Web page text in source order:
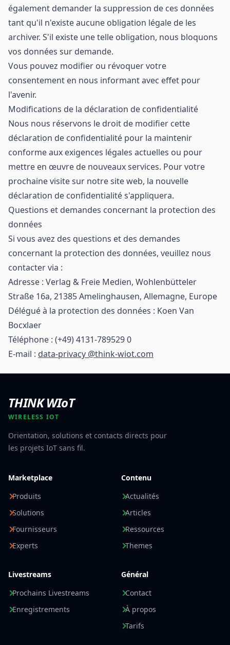
également demander la suppression de ces données
tant qu'il n'existe aucune obligation légale de les
archiver. S'il existe une telle obligation, nous bloquons
vos données sur demande.
Vous pouvez modifier ou révoquer votre
consentement en nous informant avec effet pour
l'avenir.
Modifications de la déclaration de confidentialité
Nous nous réservons le droit de modifier cette
déclaration de confidentialité pour la maintenir
conforme aux exigences légales actuelles ou pour
mettre en œuvre de nouveaux services. Pour votre
prochaine visite sur notre site web, la nouvelle
déclaration de confidentialité s'appliquera.
Questions et demandes concernant la protection des
données
Si vous avez des questions et des demandes
concernant la protection des données, veuillez nous
contacter via :
Adresse : Verlag & Freie Medien, Wohlenbütteler
Straße 16a, 21385 Amelinghausen, Allemagne, Europe
Délégué à la protection des données : Koen Van
Bocxlaer
Téléphone : (+49) 4131-789529 0
E-mail : data-privacy @think-wiot.com
THINK WIoT
WIRELESS IOT
Orientation, solutions et contacts directs pour
les projets IoT sans fil.
Marketplace
Produits
Solutions
Fournisseurs
Experts
Contenu
Actualités
Articles
Ressources
Themes
Livestreams
Prochains Livestreams
Enregistrements
Général
Contact
À propos
Tarifs